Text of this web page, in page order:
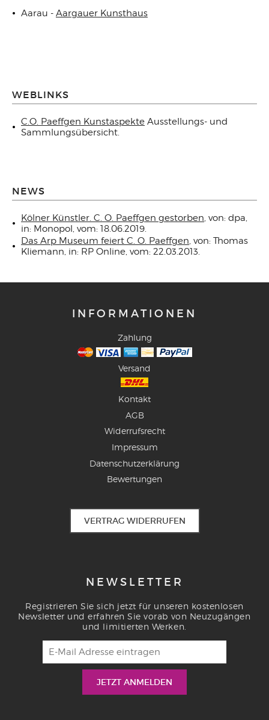
Aarau - Aargauer Kunsthaus
WEBLINKS
C.O. Paeffgen Kunstaspekte Ausstellungs- und
Sammlungsübersicht.
NEWS
Kölner Künstler. C. O. Paeffgen gestorben, von: dpa,
in: Monopol, vom: 18.06.2019.
Das Arp Museum feiert C. O. Paeffgen, von: Thomas
Kliemann, in: RP Online, vom: 22.03.2013.
INFORMATIONEN
Zahlung
Versand
Kontakt
AGB
Widerrufsrecht
Impressum
Datenschutzerklärung
Bewertungen
VERTRAG WIDERRUFEN
NEWSLETTER
Registrieren Sie sich jetzt für unseren kostenlosen
Newsletter und erfahren Sie vorab von Neuzugängen
und limitierten Werken.